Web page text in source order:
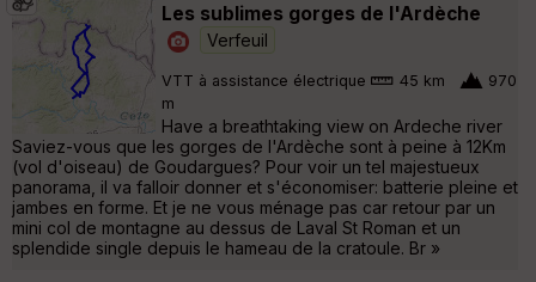
Les sublimes gorges de l'Ardèche
Verfeuil
VTT à assistance électrique 45 km
970
m
Have a breathtaking view on Ardeche river
Saviez-vous que les gorges de l'Ardèche sont à peine à 12Km
(vol d'oiseau) de Goudargues? Pour voir un tel majestueux
panorama, il va falloir donner et s'économiser: batterie pleine et
jambes en forme. Et je ne vous ménage pas car retour par un
mini col de montagne au dessus de Laval St Roman et un
splendide single depuis le hameau de la cratoule. Br »